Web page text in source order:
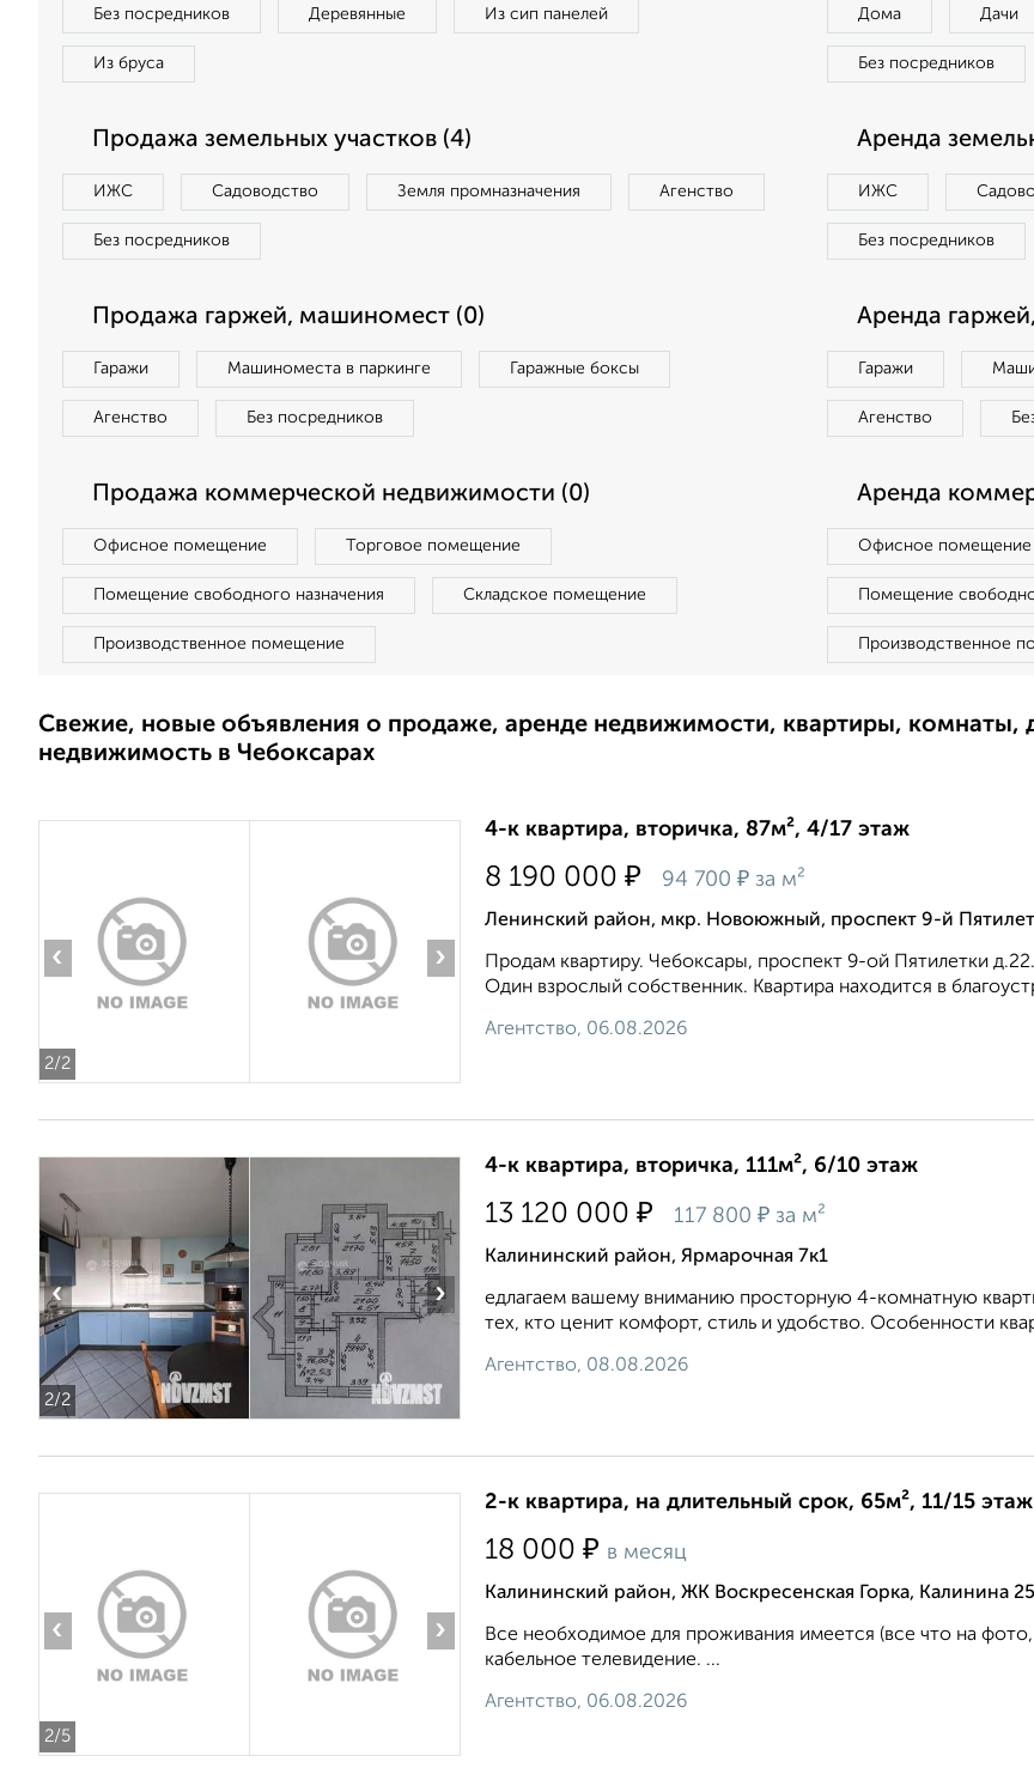
Без посредников Деревянные Из сип панелей
Из бруса
Дома Дачи
Без посредников
Продажа земельных участков (4)
ИЖС Садоводство Земля промназначения Агенство
Без посредников
Аренда
ИЖС
Без посредников
Продажа гаржей, машиномест (0)
Гаражи Машиноместа в паркинге Гаражные боксы
Агенство Без посредников
Аренда
Гаражи
Агенство
Продажа коммерческой недвижимости (0)
Офисное помещение Торговое помещение
Помещение свободного назначения Складское помещение
Производственное помещение
Аренда
Офисное помещение
Помещение
Производственное
Свежие, новые объявления о продаже, аренде недвижимости, квартиры,
недвижимость в Чебоксарах
2/2
‹ ›
4-к квартира, вторичка, 87м², 4/17 этаж
8 190 000 ₽ 94 700 ₽ за м²
Ленинский район, мкр. Новоюжный, проспект 9-й
Продам квартиру. Чебоксары, проспект 9-ой Пятилетки
Один взрослый собственник. Квартира находится в
Агентство, 06.08.2026
2/2
‹ ›
4-к квартира, вторичка, 111м², 6/10 этаж
13 120 000 ₽ 117 800 ₽ за м²
Калининский район, Ярмарочная 7к1
едлагаем вашему вниманию просторную 4-комнатную
тех, кто ценит комфорт, стиль и удобство. Особенности
Агентство, 08.08.2026
2/5
‹ ›
2-к квартира, на длительный срок, 65м², 11/15 этаж
18 000 ₽ в месяц
Калининский район, ЖК Воскресенская Горка, Калинина 25
Все необходимое для проживания имеется (все что на
кабельное телевидение. ...
Агентство, 06.08.2026